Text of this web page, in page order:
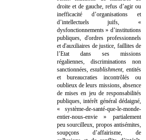
droite et de gauche, refus d’agir ou
inefficacité d’organisations et
d’intellectuels juifs, «
dysfonctionnements » d’institutions
publiques, d'ordres professionnels
et d'auxiliaires de justice, faillites de
l’Etat dans ses missions
régaliennes, discriminations non
sanctionnées,establishment, entités
et bureaucraties incontrôlés ou
oublieux de leurs missions, absence
de mises en jeu de responsabilités
publiques, intérêt général dédaigné,
« système-de-santé-que-le-monde-
entier-nous-envie » partialement
peu sourcilleux, propos antisémites,
soupçons d’affairisme, de